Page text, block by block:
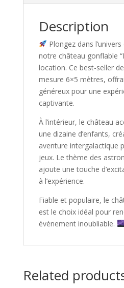
Description
Plongez dans l’univers
notre château gonflable
location. Ce best-seller
mesure 6×5 mètres,
généreux pour une
captivante.
À l’intérieur, le château
une dizaine d’enfants,
aventure intergalactique
jeux. Le thème des
ajoute une touche
à l’expérience.
Fiable et populaire, le
est le choix idéal pour
événement inoubliable.
Related